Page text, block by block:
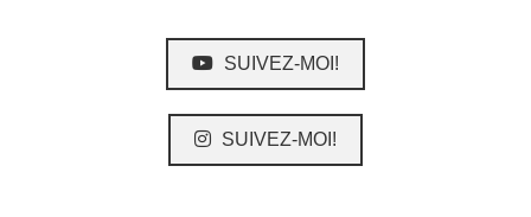
SUIVEZ-MOI!
SUIVEZ-MOI!